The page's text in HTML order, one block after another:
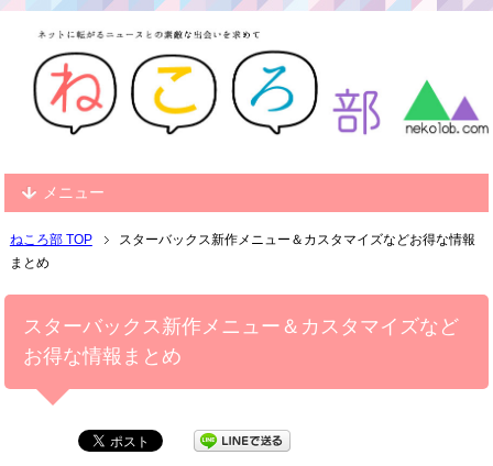
メニュー
ねころ部 TOP
スターバックス新作メニュー＆カスタマイズなどお得な情報
まとめ
スターバックス新作メニュー＆カスタマイズなど
お得な情報まとめ